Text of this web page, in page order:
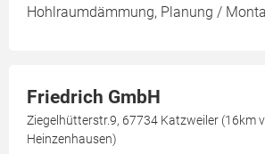
Hohlraumdämmung, Planung /
Friedrich GmbH
Ziegelhütterstr.9, 67734 Katzweiler (16km
Heinzenhausen)